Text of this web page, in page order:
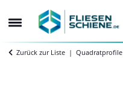
Zurück zur Liste Quadratprofile